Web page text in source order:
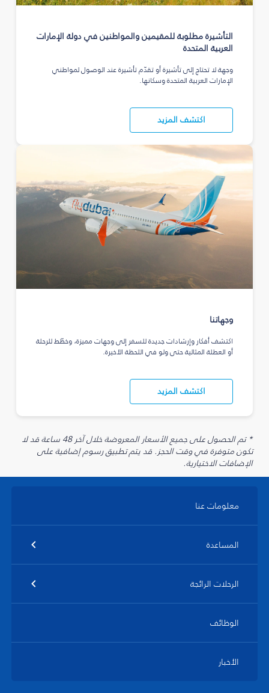
التأشيرة مطلوبة للمقيمين والمواطنين في دولة الإمارات
العربية المتحدة
وجهة لا تحتاج إلى تأشيرة أو تقدّم تأشيرة عند الوصول لمواطني
الإمارات العربية المتحدة وسكانها.
اكتشف المزيد
وجهاتنا
اكتشف أفكار وإرشادات جديدة للسفر إلى وجهات مميزة، وخطّط للرحلة
أو العطلة المثالية حتى ولو في اللحظة الأخيرة.
اكتشف المزيد
* تم الحصول على جميع الأسعار المعروضة خلال آخر 48 ساعة قد لا
تكون متوفرة في وقت الحجز. قد يتم تطبيق رسوم إضافية على
الإضافات الاختيارية.
معلومات عنا
المساعدة
الرحلات الرائجة
الوظائف
الأخبار